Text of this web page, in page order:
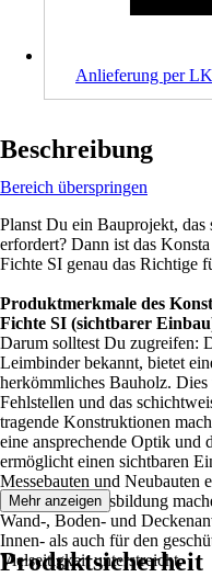
Anlieferung per
Beschreibung
Bereich überspringen
Planst Du ein Bauprojekt,
erfordert? Dann ist das
Fichte SI genau das Richtige
Produktmerkmale des
Fichte SI (sichtbarer
Darum solltest Du zugreifen:
Leimbinder bekannt, bietet
herkömmliches Bauholz.
Fehlstellen und das
tragende Konstruktionen
eine ansprechende Optik und
ermöglicht einen sichtbaren
Messebauten und Neubauten
verminderte Rissbildung
Wand-, Boden- und
Innen- als auch für den
Vielseitigkeit unterstreicht.
Mehr anzeigen
Produktsicherheit